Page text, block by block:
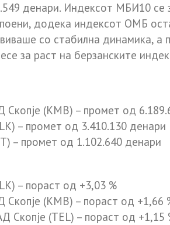
денари. Индексот МБИ10 се
, додека индексот ОМБ
со стабилна динамика, а
за раст на берзанските
Скопје (KMB) – промет од
– промет од 3.410.130 денари
– промет од 1.102.640 денари
– пораст од +3,03 %
Скопје (KMB) – пораст од +1,66
Скопје (TEL) – пораст од +1,15